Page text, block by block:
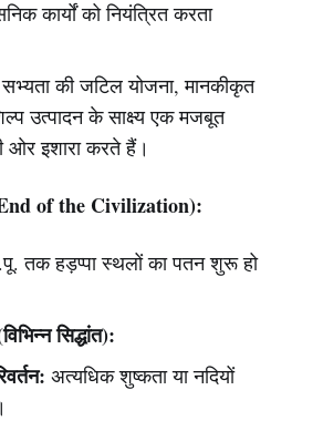
कार्यों को नियंत्रित करता
सभ्यता की जटिल योजना, मानकीकृत
उत्पादन के साक्ष्य एक मजबूत
ओर इशारा करते हैं।
of the Civilization):
तक हड़प्पा स्थलों का पतन शुरू हो
सिद्धांत):
अत्यधिक शुष्कता या नदियों